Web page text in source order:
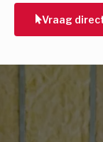
Vraag
Vorige